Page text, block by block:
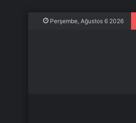
Perşembe, Ağustos 6 2026